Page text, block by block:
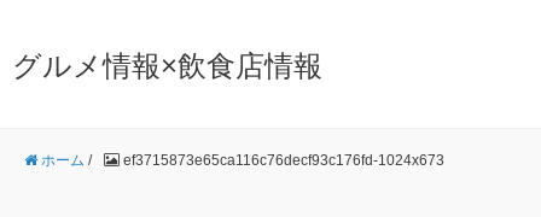
グルメ情報×飲食店情報
ホーム / ef3715873e65ca116c76decf93c176fd-1024x673